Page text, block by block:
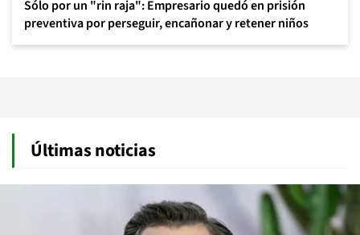
Sólo por un "rin raja": Empresario quedó en prisión
preventiva por perseguir, encañonar y retener niños
Últimas noticias